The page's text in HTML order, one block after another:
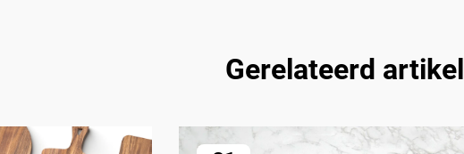
Gerelateerd artikel